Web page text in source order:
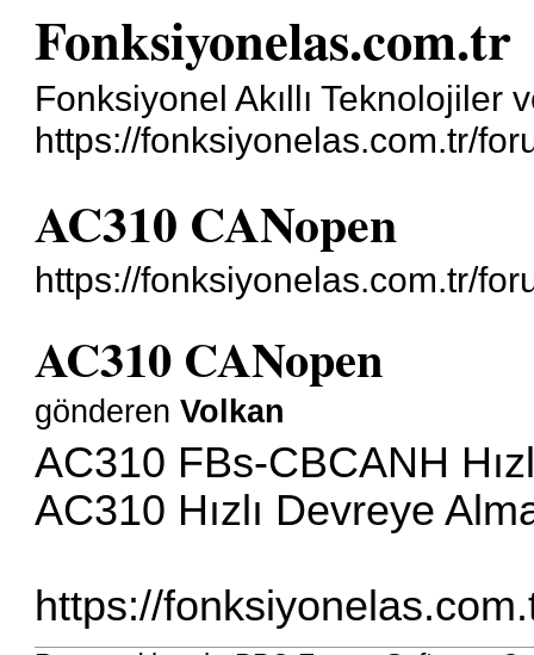
Fonksiyonelas.com.tr
Fonksiyonel Akıllı Teknolojiler
https://fonksiyonelas.com.tr/
AC310 CANopen
https://fonksiyonelas.com.tr/
AC310 CANopen
gönderenVolkan
AC310 FBs-CBCANH
AC310 Hızlı Devreye
https://